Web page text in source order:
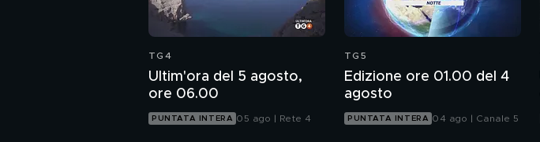
TG4
Ultim'ora del 5 agosto,
ore 06.00
PUNTATA INTERA 05 ago | Rete 4
TG5
Edizione ore 01.00 del 4
agosto
PUNTATA INTERA 04 ago | Canale 5